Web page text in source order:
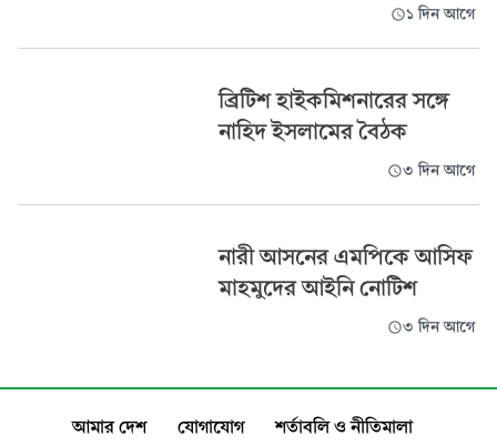
১ দিন আগে
ব্রিটিশ হাইকমিশনারের সঙ্গে
নাহিদ ইসলামের বৈঠক
৩ দিন আগে
নারী আসনের এমপিকে আসিফ
মাহমুদের আইনি নোটিশ
৩ দিন আগে
আমার দেশ যোগাযোগ
শর্তাবলি ও নীতিমালা